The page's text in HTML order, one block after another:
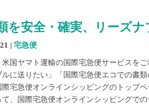
を安全・確実、リーズ
| 宅急便
国ヤマト運輸の国際宅急便サービスを
ルに送りたい」「国際宅急便エコでの書
際宅急便オンラインシッピングのトップ
て、国際宅急便オンラインシッピングで